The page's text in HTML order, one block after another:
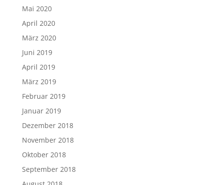
Mai 2020
April 2020
März 2020
Juni 2019
April 2019
März 2019
Februar 2019
Januar 2019
Dezember 2018
November 2018
Oktober 2018
September 2018